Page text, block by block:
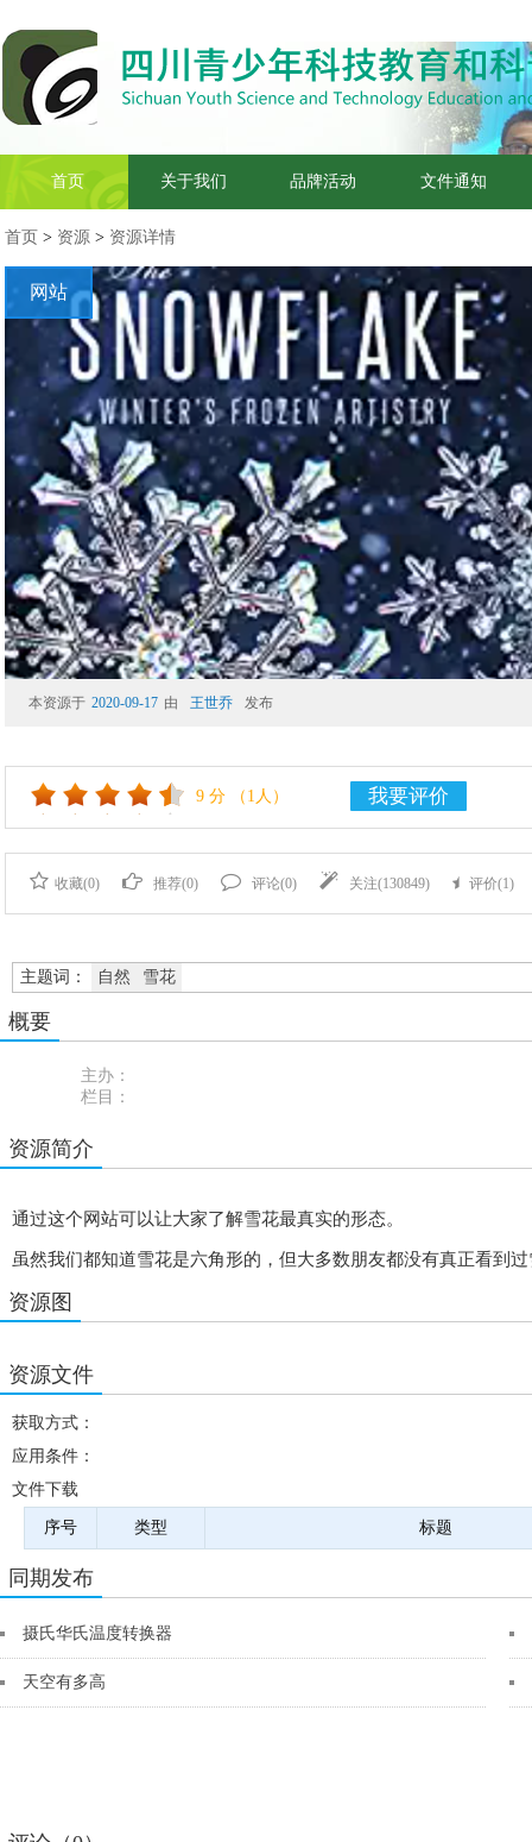
首页 关于我们 品牌活动 文件通知
首页 > 资源 > 资源详情
本资源于 2020-09-17 由 王世乔 发布
网站
9 分 （1人） 我要评价
收藏(0) 推荐(0) 评论(0) 关注(130849) 评价(1)
主题词： 自然 雪花
概要
主办：
栏目：
资源简介
通过这个网站可以让大家了解雪花最真实的形态。
虽然我们都知道雪花是六角形的，但大多数朋友都没有真正看到
资源图
资源文件
获取方式：
应用条件：
文件下载
序号 类型 标题
同期发布
摄氏华氏温度转换器
天空有多高